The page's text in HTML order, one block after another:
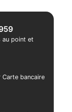
au point et
Carte bancaire